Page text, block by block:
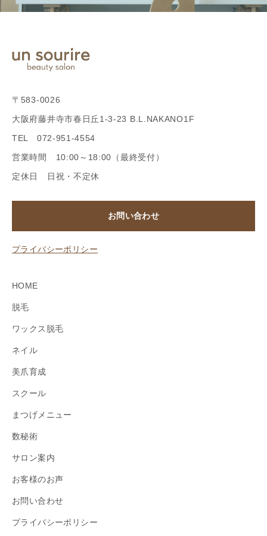
〒583-0026
大阪府藤井寺市春日丘1-3-23 B.L.NAKANO1F
TEL 072-951-4554
営業時間 10:00～18:00（最終受付）
定休日 日祝・不定休
お問い合わせ
プライバシーポリシー
HOME
脱毛
ワックス脱毛
ネイル
美爪育成
スクール
まつげメニュー
数秘術
サロン案内
お客様のお声
お問い合わせ
プライバシーポリシー